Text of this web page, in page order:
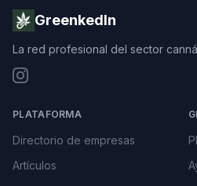
GreenkedIn
La red profesional del sector
PLATAFORMA
Directorio de empresas
Artículos